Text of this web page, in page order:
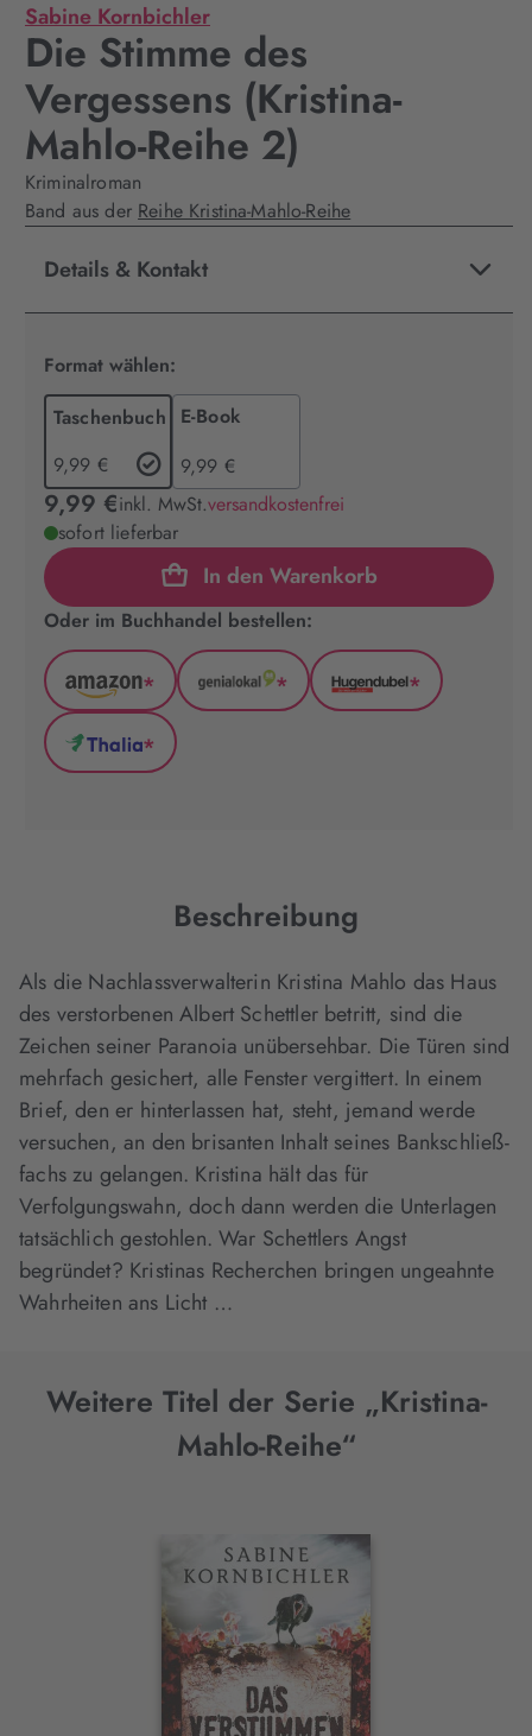
Sabine Kornbichler
Die Stimme des
Vergessens (Kristina-
Mahlo-Reihe 2)
Kriminalroman
Band aus der Reihe Kristina-Mahlo-Reihe
Details & Kontakt
Format wählen:
Taschenbuch
9,99 €
E-Book
9,99 €
9,99 €inkl. MwSt.versandkostenfrei
sofort lieferbar
In den Warenkorb
Oder im Buchhandel bestellen:
Amazon
(wird
in
neuem
*
GenialLokal
*
Hugendubel
*
Thalia
*
Beschreibung
Als die Nachlassverwalterin Kristina Mahlo das Haus
des verstorbenen Albert Schettler betritt, sind die
Zeichen seiner Paranoia unübersehbar. Die Türen sind
mehrfach gesichert, alle Fenster vergittert. In einem
Brief, den er hinterlassen hat, steht, jemand werde
versuchen, an den brisanten Inhalt seines Bankschließ­
fachs zu gelangen. Kristina hält das für
Verfolgungswahn, doch dann werden die Unterlagen
tatsächlich gestohlen. War Schettlers Angst
begründet? Kristinas Recherchen bringen ungeahnte
Wahrheiten ans Licht …
Weitere Titel der Serie „Kristina-
Mahlo-Reihe“
Interaktives